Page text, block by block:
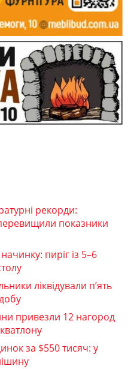
рекорди:
показники
пиріг із 5–6
ліквідували п’ять
привезли 12 нагород
за $550 тисяч: у